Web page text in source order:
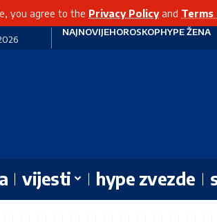
you agree to the Privacy Policyand Terms
NAJNOVIJEHOROSKOPHYPE ŽENA
vijesti hype zvezde